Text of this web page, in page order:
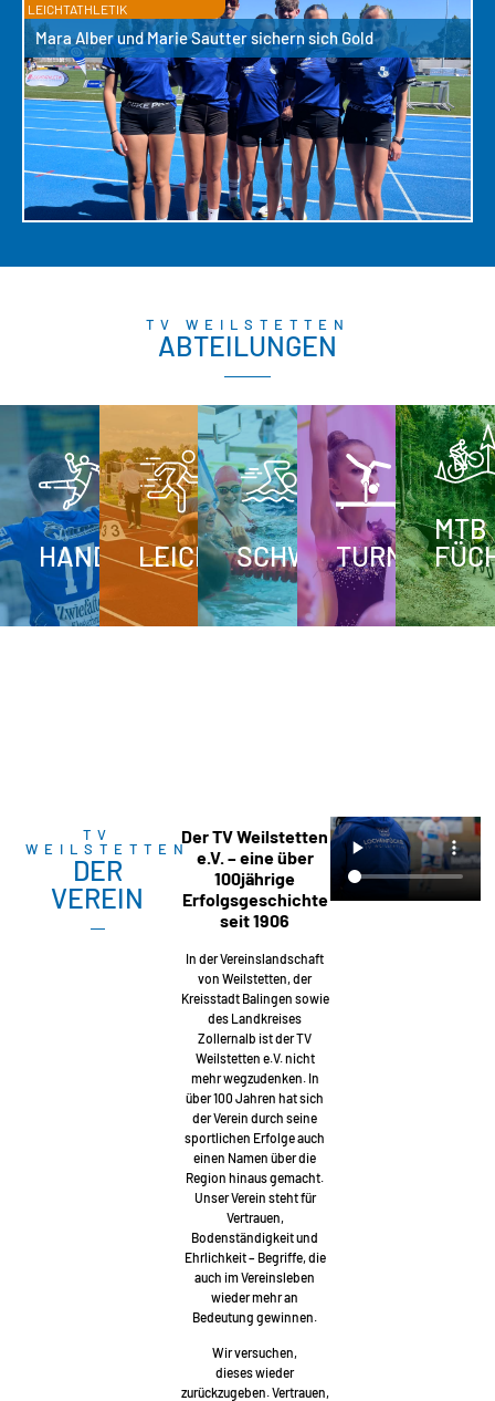
LEICHTATHLETIK
Mara Alber und Marie Sautter sichern sich Gold
TV WEILSTETTEN
ABTEILUNGEN
HANDBALLLEICHTATHLETIK
SCHWIMMEN
TURNEN
MTB
TV
WEILSTETTEN
DER
VEREIN
Der TV Weilstetten
e.V. – eine über
100jährige
Erfolgsgeschichte
seit 1906
In der Vereinslandschaft
von Weilstetten, der
Kreisstadt Balingen sowie
des Landkreises
Zollernalb ist der TV
Weilstetten e.V. nicht
mehr wegzudenken. In
über 100 Jahren hat sich
der Verein durch seine
sportlichen Erfolge auch
einen Namen über die
Region hinaus gemacht.
Unser Verein steht für
Vertrauen,
Bodenständigkeit und
Ehrlichkeit – Begriffe, die
auch im Vereinsleben
wieder mehr an
Bedeutung gewinnen.
Wir versuchen,
dieses wieder
zurückzugeben. Vertrauen,